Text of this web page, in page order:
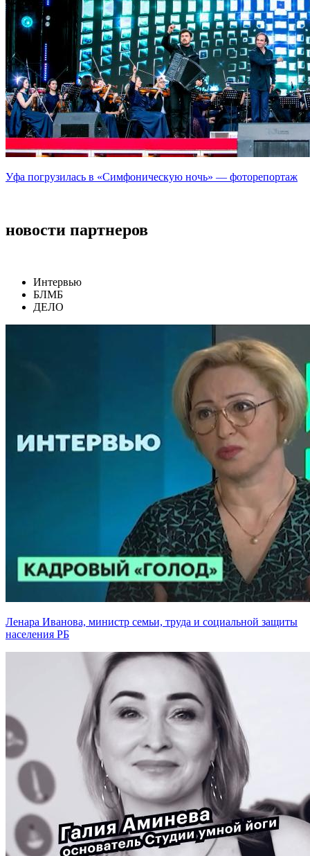
Уфа погрузилась в «Симфоническую ночь» — фоторепортаж
новости партнеров
Интервью
БЛМБ
ДЕЛО
Ленара Иванова, министр семьи, труда и социальной защиты
населения РБ